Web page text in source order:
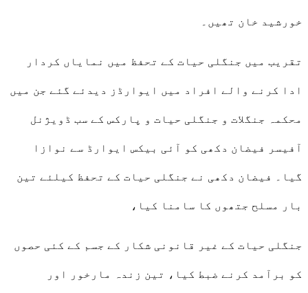
خورشید خان تھیں۔
تقریب میں جنگلی حیات کے تحفظ میں نمایاں کردار
ادا کرنے والے افراد میں ایوارڈز دیدئے گئے جن میں
محکمہ جنگلات و جنگلی حیات و پارکس کے سب ڈویژنل
آفیسر فیضان دکھی کو آئی بیکس ایوارڈ سے نوازا
گیا۔ فیضان دکھی نے جنگلی حیات کے تحفظ کیلئے تین
بار مسلح جتھوں کا سامنا کیا،
جنگلی حیات کے غیر قانونی شکار کے جسم کے کئی حصوں
کو برآمد کرنے ضبط کیا، تین زندہ مارخور اور